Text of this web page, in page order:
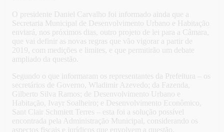
O presidente Daniel Carvalho foi informado ainda que a
Secretaria Municipal de Desenvolvimento Urbano e Habitação
enviará, nos próximos dias, outro projeto de lei para a Câmara,
que vai definir as novas regras que vão vigorar a partir de
2019, com medições e limites, e que permitirão um debate
ampliado da questão.
Segundo o que informaram os representantes da Prefeitura – os
secretários de Governo, Wladimir Azevedo; da Fazenda,
Gilberto Silva Ramos; de Desenvolvimento Urbano e
Habitação, Ivayr Soalheiro; e Desenvolvimento Econômico,
Sant Clair Schmiett Terres – esta foi a solução possível
encontrada pela Administração Municipal, considerando os
aspectos fiscais e jurídicos que envolvem a questão.